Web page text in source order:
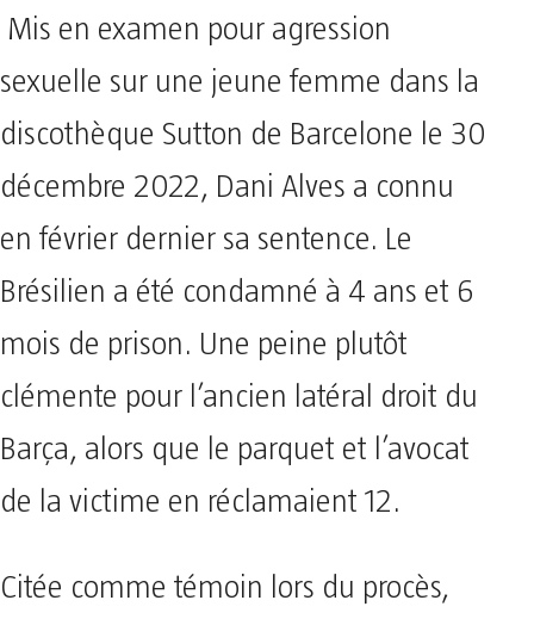
Mis en examen pour agression
sexuelle sur une jeune femme dans la
discothèque Sutton de Barcelone le 30
décembre 2022, Dani Alves a connu
en février dernier sa sentence. Le
Brésilien a été condamné à 4 ans et 6
mois de prison. Une peine plutôt
clémente pour l’ancien latéral droit du
Barça, alors que le parquet et l’avocat
de la victime en réclamaient 12.
Citée comme témoin lors du procès,